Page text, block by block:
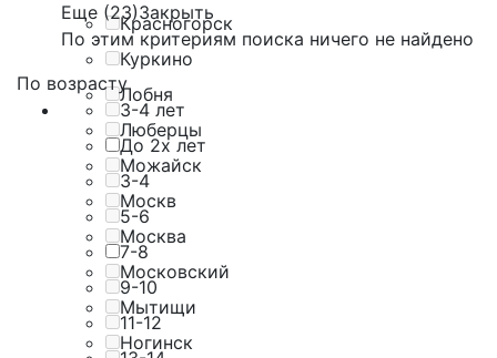
Красногорск
Куркино
Лобня
Люберцы
Можайск
Москв
Москва
Московский
Мытищи
Ногинск
Еще (23)Закрыть
По этим критериям поиска ничего не найдено
По возрасту
3-4 лет
До 2х лет
3-4
5-6
7-8
9-10
11-12